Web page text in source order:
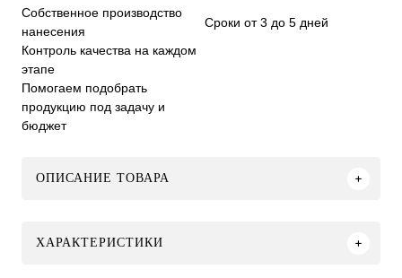
Собственное производство
нанесения
Сроки от 3 до 5 дней
Контроль качества на каждом
этапе
Помогаем подобрать
продукцию под задачу и
бюджет
ОПИСАНИЕ ТОВАРА
ХАРАКТЕРИСТИКИ